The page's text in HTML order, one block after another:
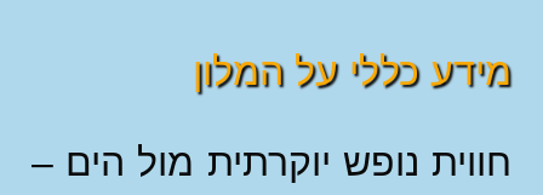
כללי על המלון
נופש יוקרתית מול הים –